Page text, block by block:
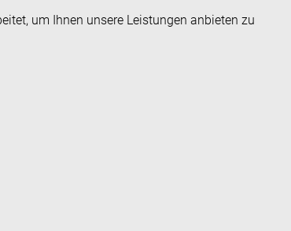
um Ihnen unsere Leistungen anbieten zu